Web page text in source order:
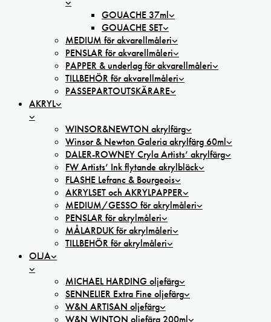
GOUACHE 37ml
GOUACHE SET
MEDIUM för akvarellmåleri
PENSLAR för akvarellmåleri
PAPPER & underlag för akvarellmåleri
TILLBEHÖR för akvarellmåleri
PASSEPARTOUTSKÄRARE
AKRYL
WINSOR&NEWTON akrylfärg
Winsor & Newton Galeria akrylfärg 60ml
DALER-ROWNEY Cryla Artists’ akrylfärg
FW Artists’ Ink flytande akrylbläck
FLASHE Lefranc & Bourgeois
AKRYLSET och AKRYLPAPPER
MEDIUM/GESSO för akrylmåleri
PENSLAR för akrylmåleri
MÅLARDUK för akrylmåleri
TILLBEHÖR för akrylmåleri
OLJA
MICHAEL HARDING oljefärg
SENNELIER Extra Fine oljefärg
W&N ARTISAN oljefärg
W&N WINTON oljefärg 200ml